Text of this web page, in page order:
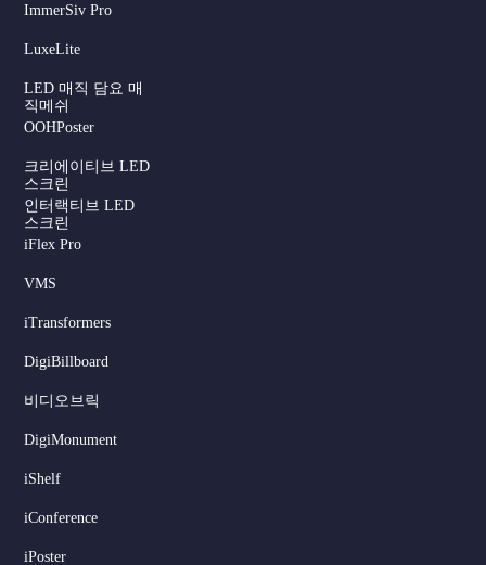
ImmerSiv Pro
LuxeLite
LED 매직 담요 매
직메쉬
OOHPoster
크리에이티브 LED
스크린
인터랙티브 LED
스크린
iFlex Pro
VMS
iTransformers
DigiBillboard
비디오브릭
DigiMonument
iShelf
iConference
iPoster
Russian
Hindi
Dutch
Serbian